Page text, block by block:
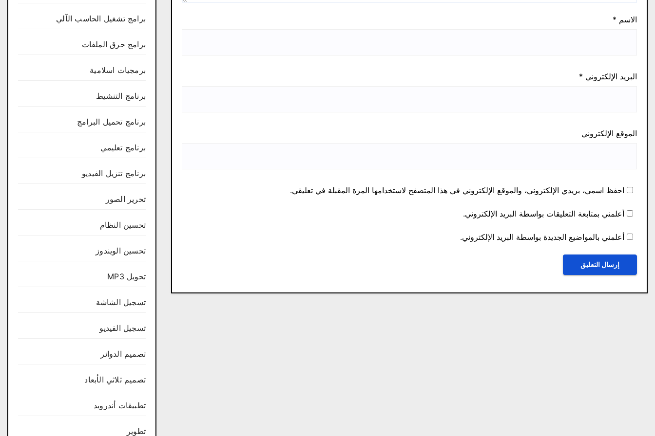
الاسم *
البريد الإلكتروني *
الموقع الإلكتروني
احفظ اسمي، بريدي الإلكتروني، والموقع الإلكتروني في هذا المتصفح لاستخدامها المرة المقبلة في تعليقي.
أعلمني بمتابعة التعليقات بواسطة البريد الإلكتروني.
أعلمني بالمواضيع الجديدة بواسطة البريد الإلكتروني.
برامج تشغيل الحاسب الآلي
برامج حرق الملفات
برمجيات اسلامية
برنامج التنشيط
برنامج تحميل البرامج
برنامج تعليمي
برنامج تنزيل الفيديو
تحرير الصور
تحسين النظام
تحسين الويندوز
تحويل MP3
تسجيل الشاشة
تسجيل الفيديو
تصميم الدوائر
تصميم ثلاثي الأبعاد
تطبيقات أندرويد
تطوير